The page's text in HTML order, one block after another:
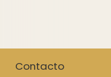
Contacto